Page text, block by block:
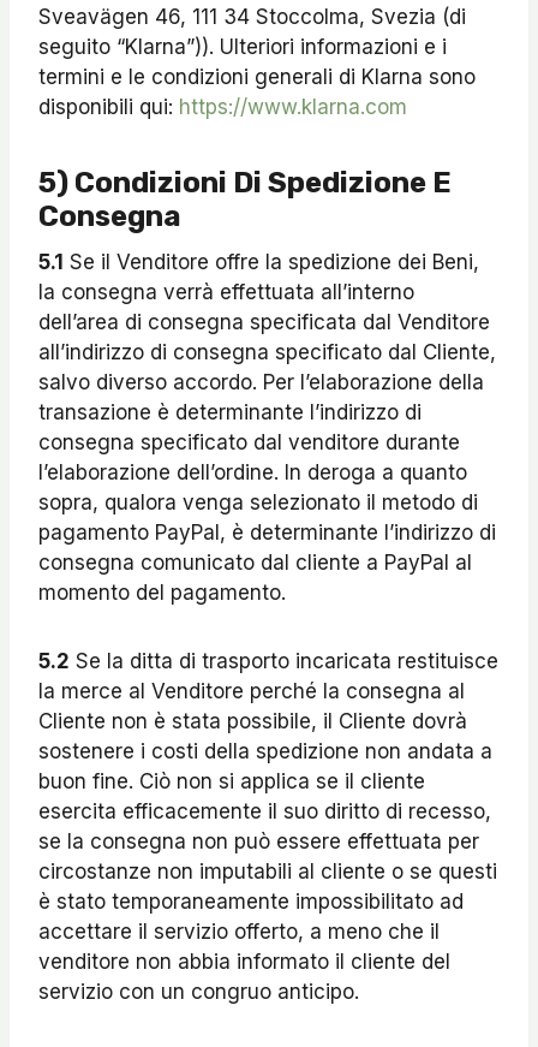
Sveavägen 46, 111 34 Stoccolma, Svezia (di
seguito “Klarna”)). Ulteriori informazioni e i
termini e le condizioni generali di Klarna sono
disponibili qui: https://www.klarna.com
5) Condizioni Di Spedizione E
Consegna
5.1 Se il Venditore offre la spedizione dei Beni,
la consegna verrà effettuata all’interno
dell’area di consegna specificata dal Venditore
all’indirizzo di consegna specificato dal Cliente,
salvo diverso accordo. Per l’elaborazione della
transazione è determinante l’indirizzo di
consegna specificato dal venditore durante
l’elaborazione dell’ordine. In deroga a quanto
sopra, qualora venga selezionato il metodo di
pagamento PayPal, è determinante l’indirizzo di
consegna comunicato dal cliente a PayPal al
momento del pagamento.
5.2 Se la ditta di trasporto incaricata restituisce
la merce al Venditore perché la consegna al
Cliente non è stata possibile, il Cliente dovrà
sostenere i costi della spedizione non andata a
buon fine. Ciò non si applica se il cliente
esercita efficacemente il suo diritto di recesso,
se la consegna non può essere effettuata per
circostanze non imputabili al cliente o se questi
è stato temporaneamente impossibilitato ad
accettare il servizio offerto, a meno che il
venditore non abbia informato il cliente del
servizio con un congruo anticipo.